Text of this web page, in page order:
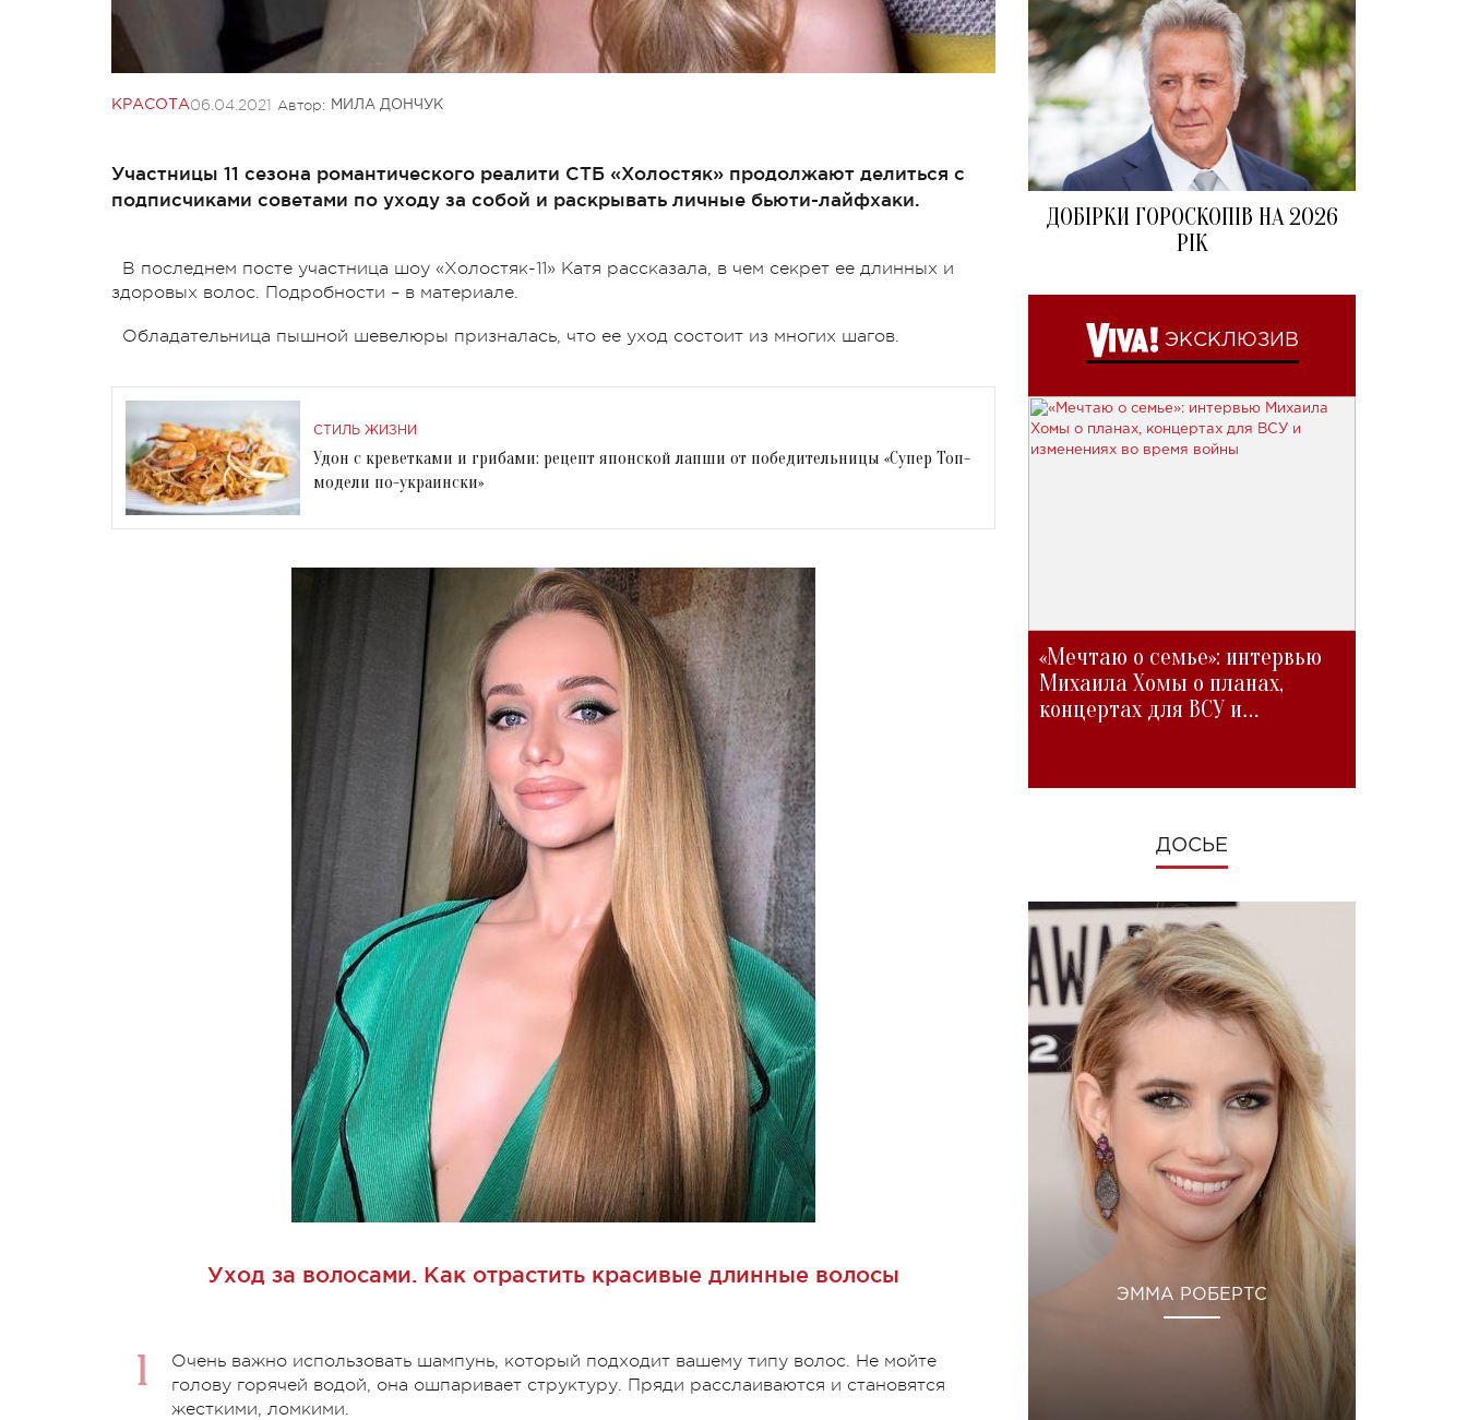
КРАСОТА06.04.2021 Автор: МИЛА ДОНЧУК
Участницы 11 сезона романтического реалити СТБ «Холостяк» продолжают делиться с
подписчиками советами по уходу за собой и раскрывать личные бьюти-лайфхаки.
В последнем посте участница шоу «Холостяк-11» Катя рассказала, в чем секрет ее длинных и
здоровых волос. Подробности – в материале.
Обладательница пышной шевелюры призналась, что ее уход состоит из многих шагов.
СТИЛЬ ЖИЗНИ
Удон с креветками и грибами: рецепт японской лапши от победительницы «Супер Топ-
модели по-украински»
Уход за волосами. Как отрастить красивые длинные волосы
Очень важно использовать шампунь, который подходит вашему типу волос. Не мойте
голову горячей водой, она ошпаривает структуру. Пряди расслаиваются и становятся
жесткими, ломкими.
ДОБІРКИ ГОРОСКОПІВ НА 2026
РІК
ЭКСКЛЮЗИВ
«Мечтаю о семье»: интервью
Михаила Хомы о планах,
концертах для ВСУ и
ДОСЬЕ
ЭММА РОБЕРТС